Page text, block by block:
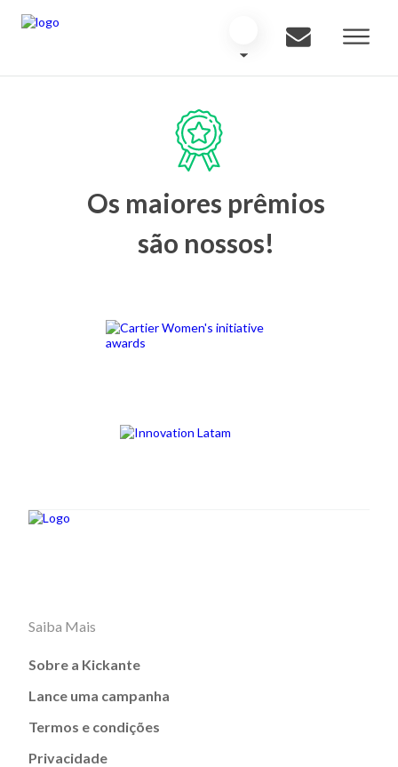
Os maiores prêmios
são nossos!
Saiba Mais
Sobre a Kickante
Lance uma campanha
Termos e condições
Privacidade